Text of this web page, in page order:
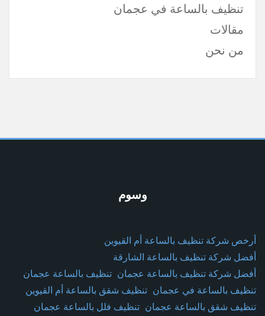
تنظيف بالساعة في عجمان
مقالات
من نحن
وسوم
أرخص شركة تنظيف بالساعة أم القيوين
أفضل شركة تنظيف بالساعة الشارقة
أفضل شركة تنظيف بالساعة عجمان تنظيف بالساعة عجمان
تنظيف بالساعة في عجمان تنظيف شقق بالساعة أم القيوين
تنظيف شقق بالساعة عجمان تنظيف فلل بالساعة عجمان